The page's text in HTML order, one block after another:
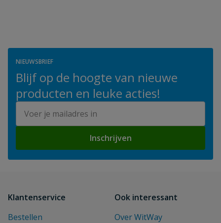
NIEUWSBRIEF
Blijf op de hoogte van nieuwe
producten en leuke acties!
Inschrijven
Klantenservice
Bestellen
Ook interessant
Over WitWay